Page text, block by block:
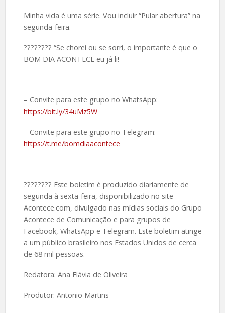
Minha vida é uma série. Vou incluir “Pular abertura” na
segunda-feira.
????️???? “Se chorei ou se sorri, o importante é que o
BOM DIA ACONTECE eu já li!
—————————
– Convite para este grupo no WhatsApp:
https://bit.ly/34uMz5W
– Convite para este grupo no Telegram:
https://t.me/bomdiaacontece
—————————
????️???? Este boletim é produzido diariamente de
segunda à sexta-feira, disponibilizado no site
Acontece.com, divulgado nas mídias sociais do Grupo
Acontece de Comunicação e para grupos de
Facebook, WhatsApp e Telegram. Este boletim atinge
a um público brasileiro nos Estados Unidos de cerca
de 68 mil pessoas.
Redatora: Ana Flávia de Oliveira
Produtor: Antonio Martins